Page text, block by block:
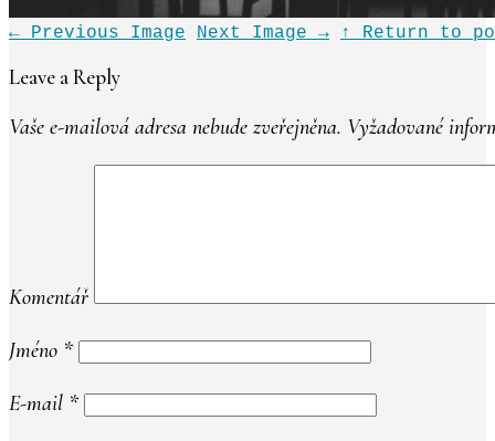
← Previous Image Next Image → ↑ Return to
Leave a Reply
Vaše e-mailová adresa nebude zveřejněna. Vyžadované
Komentář
Jméno *
E-mail *